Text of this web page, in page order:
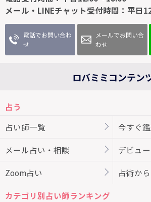
メール・LINEチャット受付時間：平日
電話でお問い合わ
せ
メールでお問い合
わせ
ロバミミコンテン
占う
占い師一覧
今すぐ
メール占い・相談 デビュ
Zoom占い 占術か
カテゴリ別占い師ランキング